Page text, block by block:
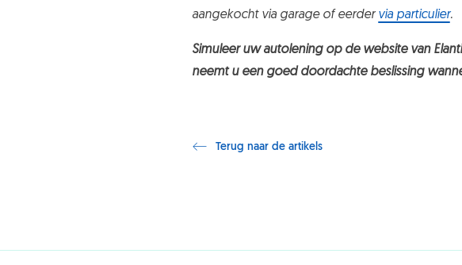
aangekocht via garage of eerdervia particulier.
Simuleeruwautolening op de website van
neemt u een goed doordachte beslissing
Terug naar de artikels